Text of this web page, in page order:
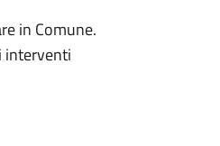
in Comune.
interventi